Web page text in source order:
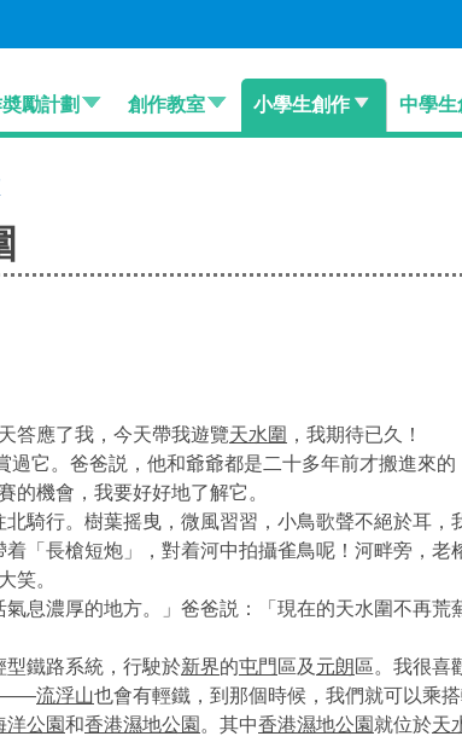
勵計劃 創作教室 小學生創作 中學生
答應了我，今天帶我遊覽天水圍 ，我期待已久！
過它。爸爸説，他和爺爺都是二十多年前才搬進來
的機會，我要好好地了解它。
騎行。樹葉摇曳，微風習習，小鳥歌聲不絕於耳，
「長槍短炮」，對着河中拍攝雀鳥呢！河畔旁，老
笑。
濃厚的地方。」爸爸説：「現在的天水圍不再荒
型鐵路系統，行駛於新界的屯門 區及 元朗 區。我很喜
——流浮山也會有輕鐵，到那個時候，我們就可以乘搭
洋公園和香港濕地公園 。其中香港濕地公園就位於天